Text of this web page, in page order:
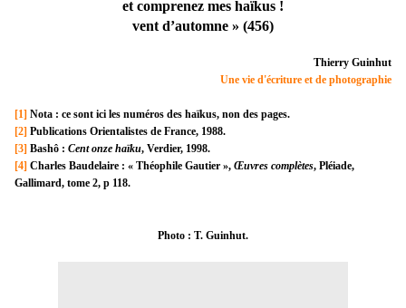
et comprenez mes haïkus !
vent d’automne » (456)
Thierry Guinhut
Une vie d'écriture et de photographie
[1] Nota : ce sont ici les numéros des haïkus, non des pages.
[2] Publications Orientalistes de France, 1988.
[3] Bashô : Cent onze haïku, Verdier, 1998.
[4] Charles Baudelaire : « Théophile Gautier », Œuvres complètes, Pléiade,
Gallimard, tome 2, p 118.
Photo : T. Guinhut.